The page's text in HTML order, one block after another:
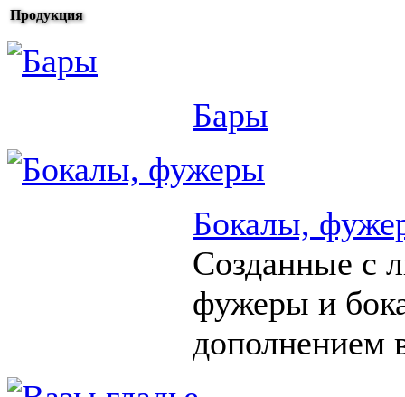
Продукция
Бары
Бокалы,
Созданные с
фужеры и
дополнением